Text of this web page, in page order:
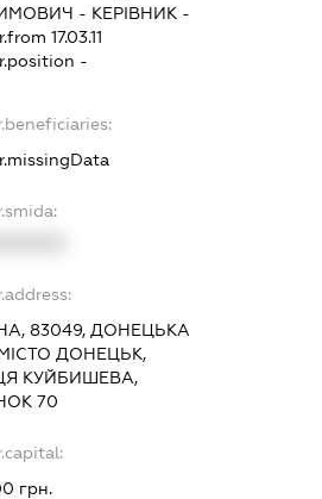
- КЕРІВНИК -
17.03.11
-
83049, ДОНЕЦЬКА
ДОНЕЦЬК,
КУЙБИШЕВА,
70
грн.